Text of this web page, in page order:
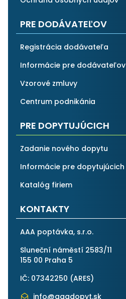
PRE DODÁVATEĽOV
Registrácia dodávateľa
Informácie pre dodávateľov
Vzorové zmluvy
Centrum podnikánia
PRE DOPYTUJÚCICH
Zadanie nového dopytu
Informácie pre dopytujúcich
Katalóg firiem
KONTAKTY
AAA poptávka, s.r.o.
Sluneční náměstí 2583/11
155 00 Praha 5
IČ: 07342250 (ARES)
info@aaadopyt.sk